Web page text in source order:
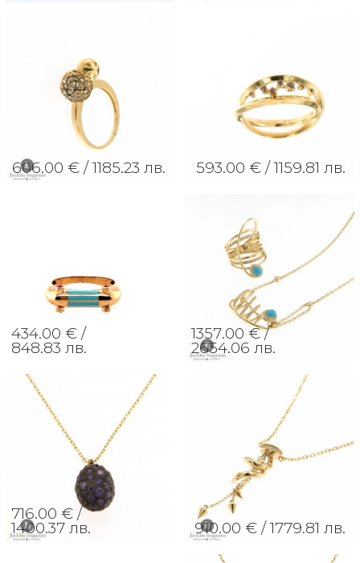
606.00 € / 1185.23 лв. 593.00 € / 1159.81 лв.
434.00 € /
848.83 лв.
1357.00 € /
2654.06 лв.
716.00 € /
1400.37 лв. 910.00 € / 1779.81 лв.